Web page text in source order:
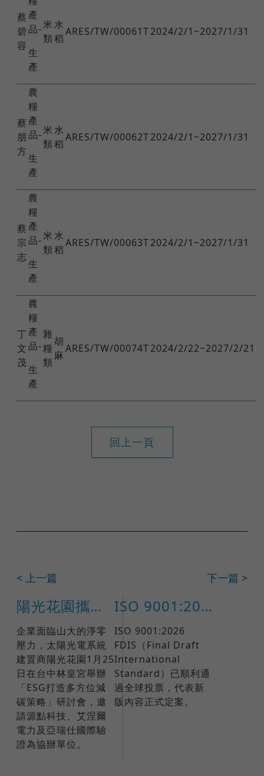
蔡
碧
容
產
品-
生
產
米
類
水
稻
ARES/TW/00061T2024/2/1~2027/1/31
蔡
朋
方
農
糧
產
品-
生
產
米
類
水
稻
ARES/TW/00062T2024/2/1~2027/1/31
蔡
宗
志
農
糧
產
品-
生
產
米
類
水
稻
ARES/TW/00063T2024/2/1~2027/1/31
丁
文
茂
農
糧
產
品-
生
產
雜
糧
類
胡
麻
ARES/TW/00074T2024/2/22~2027/2/21
回上一頁
< 上一篇 下一篇 >
陽光花園攜手亞瑞仕，共同啟動全方位ESG減碳策略，助力企業邁向永續未來
企業面臨山大的淨零
壓力，太陽光電系統
建置商陽光花園1月25
日在台中林皇宮舉辦
「ESG打造多方位減
碳策略」研討會，邀
請源點科技、艾涅爾
電力及亞瑞仕國際驗
證為協辦單位。
ISO 9001:2026 正式發布日期確定！企業品質管理迎向全新里程碑
ISO 9001:2026
FDIS（Final Draft
International
Standard）已順利通
過全球投票，代表新
版內容正式定案。